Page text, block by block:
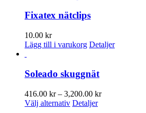
249.00 kr.199.00 kr.
Fixatex nätclips
10.00 kr
Lägg till i varukorg Detaljer
Soleado skuggnät
416.00 kr – 3,200.00 krPrisintervall:
Välj alternativ Den
Detaljer